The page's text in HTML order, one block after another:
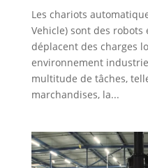
Les chariots
Vehicle) sont des
déplacent des charges
environnement
multitude de tâches,
marchandises, la...